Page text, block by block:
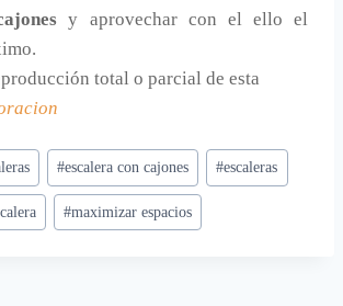
y aprovechar con el ello el
total o parcial de esta
#escalera con cajones #escaleras
#maximizar espacios